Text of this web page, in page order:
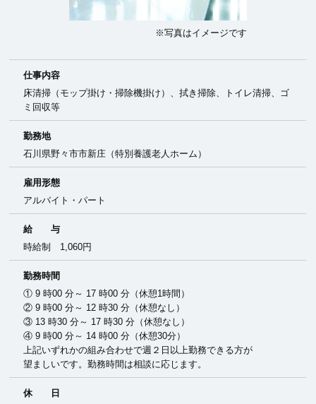
※写真はイメージです
仕事内容
床清掃（モップ掛け・掃除機掛け）、拭き掃除、トイレ清掃、ゴ
ミ回収等
勤務地
石川県野々市市新庄（特別養護老人ホーム）
雇用形態
アルバイト・パート
給 与
時給制 1,060円
勤務時間
① 9 時00 分～ 17 時00 分（休憩1時間）
② 9 時00 分～ 12 時30 分（休憩なし）
③ 13 時30 分～ 17 時30 分（休憩なし）
④ 9 時00 分～ 14 時00 分（休憩30分）
上記いずれかの組み合わせで週２日以上勤務できる方が
望ましいです。勤務時間は相談に応じます。
休 日